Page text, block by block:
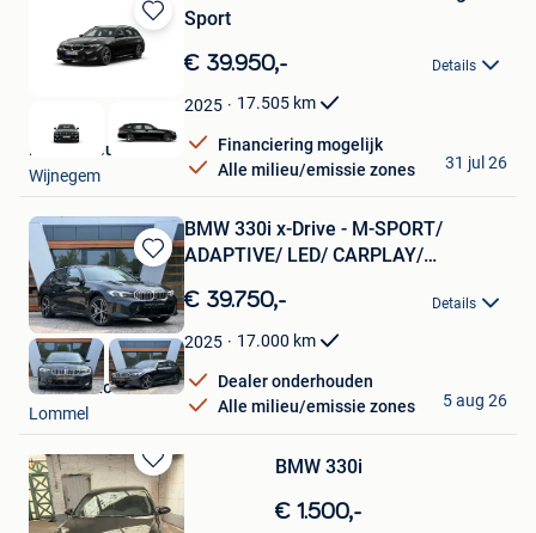
Bewaren
in
Favorieten
Sport
€ 39.950,- Details
2025 17.505 km
Financiering mogelijk
Alle milieu/emissie zones
BMW Meeusen NV
Wijnegem
31 jul 26
Bewaren
in
Mijn
Favorieten
BMW 330i x-Drive - M-SPORT/
ADAPTIVE/ LED/ CARPLAY/
€ 39.750,- Details
2025 17.000 km
Dealer onderhouden
Alle milieu/emissie zones
VD Auto Lommel
Lommel
5 aug 26
Bewaren
in
Mijn
BMW 330i
€ 1.500,-